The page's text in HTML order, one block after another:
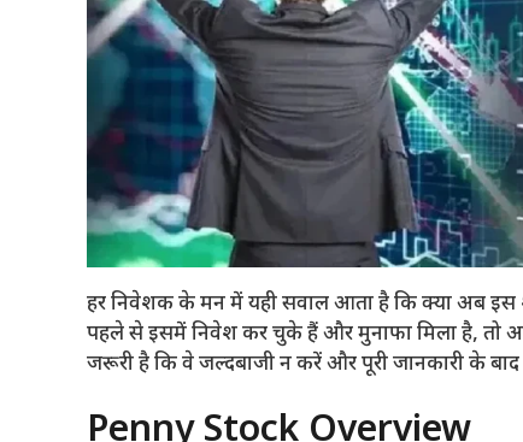
हर निवेशक के मन में यही सवाल आता है कि क्या अब इस
पहले से इसमें निवेश कर चुके हैं और मुनाफा मिला है, तो
जरूरी है कि वे जल्दबाजी न करें और पूरी जानकारी के बाद
Penny Stock Overview